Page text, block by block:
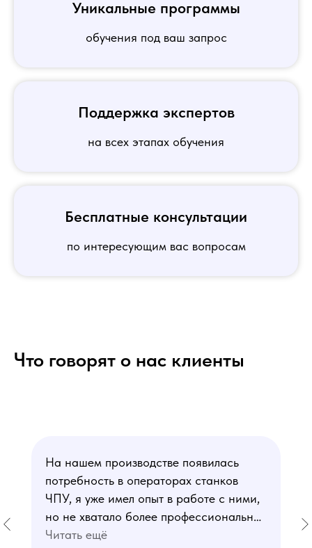
Уникальные программы
обучения под ваш запрос
Поддержка экспертов
на всех этапах обучения
Бесплатные консультации
по интересующим вас вопросам
Что говорят о нас клиенты
На нашем производстве появилась
потребность в операторах станков
ЧПУ, я уже имел опыт в работе с ними,
но не хватало более профессиональных
знаний. В курсе мне понравился блок
Читать ещё